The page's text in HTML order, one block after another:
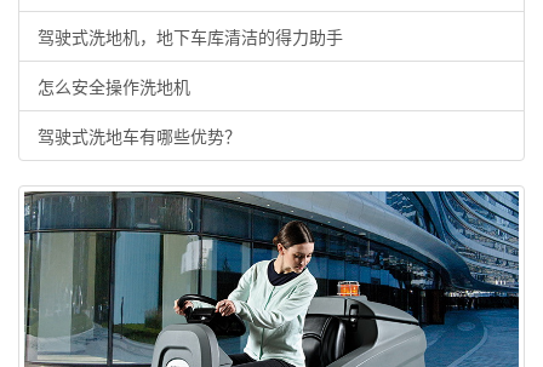
驾驶式洗地机，地下车库清洁的得力助手
怎么安全操作洗地机
驾驶式洗地车有哪些优势？